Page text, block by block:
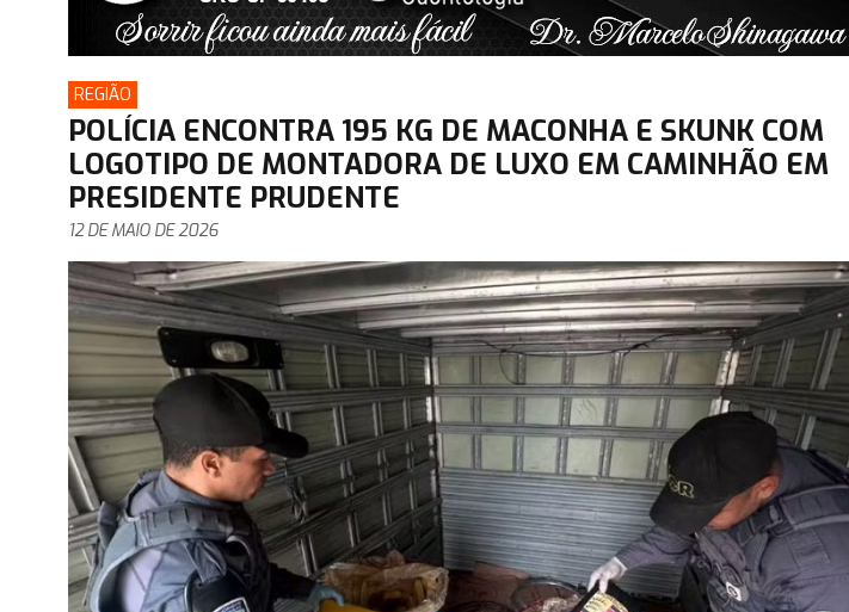
REGIÃO
POLÍCIA ENCONTRA 195 KG DE MACONHA E SKUNK COM
LOGOTIPO DE MONTADORA DE LUXO EM CAMINHÃO EM
PRESIDENTE PRUDENTE
12 DE MAIO DE 2026